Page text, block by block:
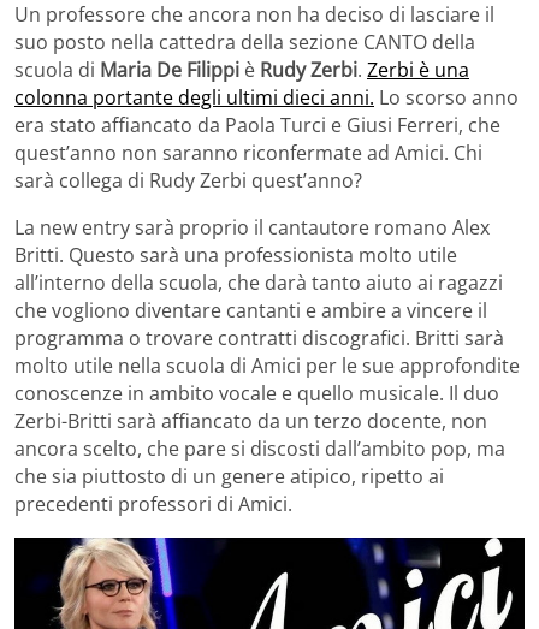
Un professore che ancora non ha deciso di lasciare il
suo posto nella cattedra della sezione CANTO della
scuola di Maria De Filippi è Rudy Zerbi. Zerbi è una
colonna portante degli ultimi dieci anni. Lo scorso anno
era stato affiancato da Paola Turci e Giusi Ferreri, che
quest’anno non saranno riconfermate ad Amici. Chi
sarà collega di Rudy Zerbi quest’anno?
La new entry sarà proprio il cantautore romano Alex
Britti. Questo sarà una professionista molto utile
all’interno della scuola, che darà tanto aiuto ai ragazzi
che vogliono diventare cantanti e ambire a vincere il
programma o trovare contratti discografici. Britti sarà
molto utile nella scuola di Amici per le sue approfondite
conoscenze in ambito vocale e quello musicale. Il duo
Zerbi-Britti sarà affiancato da un terzo docente, non
ancora scelto, che pare si discosti dall’ambito pop, ma
che sia piuttosto di un genere atipico, ripetto ai
precedenti professori di Amici.